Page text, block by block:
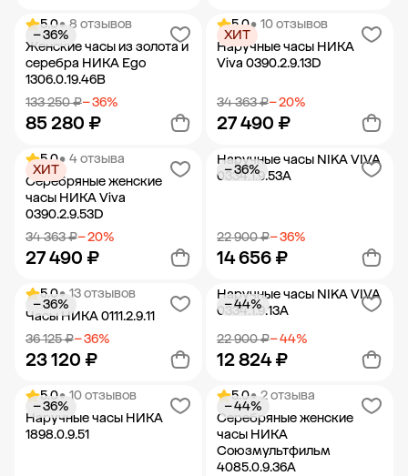
Добавить в корзину Добавить в корзину
5.0• 8 отзывов
Женские часы из золота и
серебра НИКА Ego
1306.0.19.46B
133 250 ₽− 36%
85 280 ₽
− 36%
Добавить в корзину
5.0• 10 отзывов
Наручные часы НИКА
Viva 0390.2.9.13D
34 363 ₽− 20%
27 490 ₽
ХИТ
Добавить в корзину
5.0• 4 отзыва
Серебряные женские
часы НИКА Viva
0390.2.9.53D
34 363 ₽− 20%
27 490 ₽
ХИТ
Добавить в корзину
Наручные часы NIKA VIVA
0334.1.9.53A
22 900 ₽− 36%
14 656 ₽
− 36%
Добавить в корзину
5.0• 13 отзывов
Часы НИКА 0111.2.9.11
36 125 ₽− 36%
23 120 ₽
− 36%
Добавить в корзину
Наручные часы NIKA VIVA
0334.1.9.13A
22 900 ₽− 44%
12 824 ₽
− 44%
Добавить в корзину
5.0• 10 отзывов
Наручные часы НИКА
1898.0.9.51
− 36%
5.0• 2 отзыва
Серебряные женские
часы НИКА
Союзмультфильм
4085.0.9.36A
− 44%